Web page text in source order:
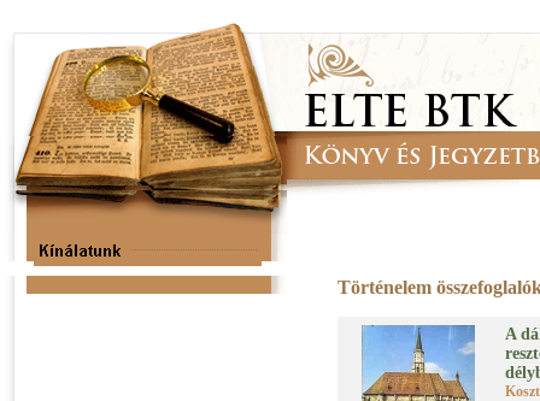
Történelem
A